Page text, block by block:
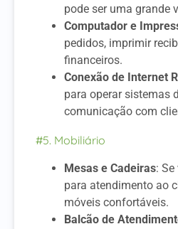
pode ser uma grande
Computador e
pedidos, imprimir
financeiros.
Conexão de Internet
para operar sistemas
comunicação com
#5. Mobiliário
Mesas e Cadeiras:
para atendimento ao
móveis confortáveis.
Balcão de